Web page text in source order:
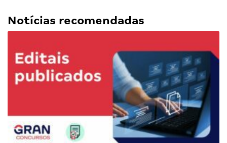
Notícias recomendadas